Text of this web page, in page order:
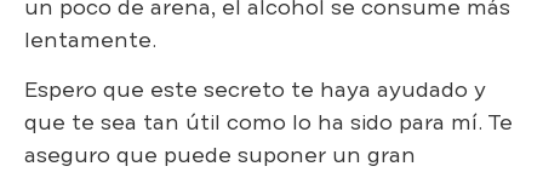
un poco de arena, el alcohol se consume más
lentamente.
Espero que este secreto te haya ayudado y
que te sea tan útil como lo ha sido para mí. Te
aseguro que puede suponer un gran